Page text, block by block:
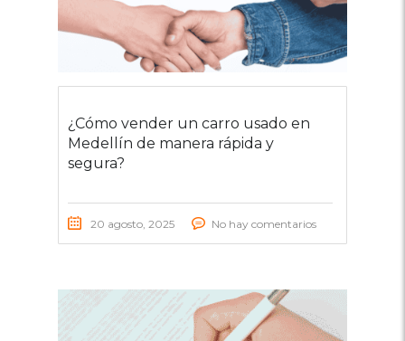
¿Cómo vender un carro usado en
Medellín de manera rápida y
segura?
20 agosto, 2025 No hay comentarios